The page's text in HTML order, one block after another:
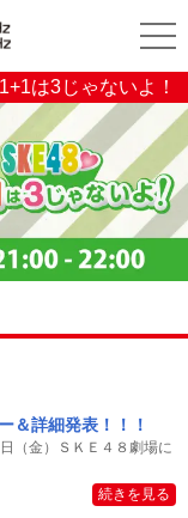
は3じゃないよ！
＆詳細発表！！！
（金）ＳＫＥ４８劇場に
続きを見る